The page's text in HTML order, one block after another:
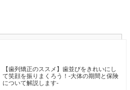
【歯列矯正のススメ】歯並びをきれいにし
て笑顔を振りまくろう！-大体の期間と保険
について解説します-